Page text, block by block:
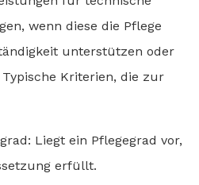
wenn diese die Pflege
unterstützen oder
Kriterien, die zur
Liegt ein Pflegegrad vor,
erfüllt.